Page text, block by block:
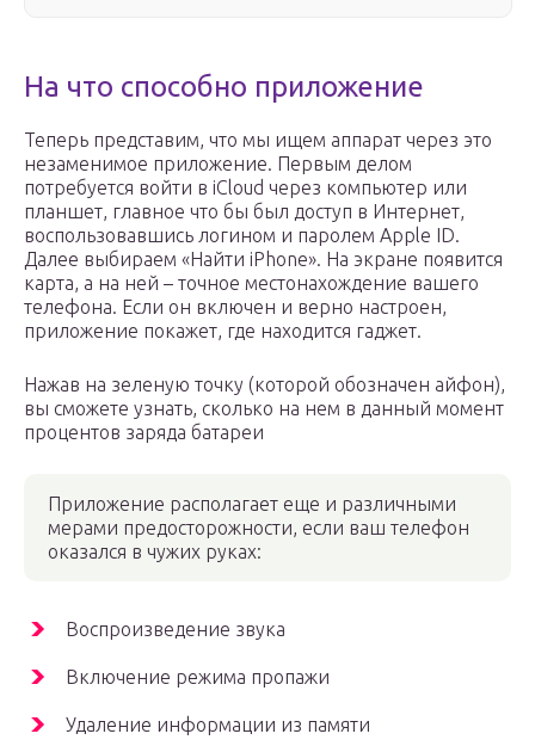
На что способно приложение
Теперь представим, что мы ищем аппарат через это
незаменимое приложение. Первым делом
потребуется войти в iCloud через компьютер или
планшет, главное что бы был доступ в Интернет,
воспользовавшись логином и паролем Apple ID.
Далее выбираем «Найти iPhone». На экране появится
карта, а на ней – точное местонахождение вашего
телефона. Если он включен и верно настроен,
приложение покажет, где находится гаджет.
Нажав на зеленую точку (которой обозначен айфон),
вы сможете узнать, сколько на нем в данный момент
процентов заряда батареи
Приложение располагает еще и различными
мерами предосторожности, если ваш телефон
оказался в чужих руках:
Воспроизведение звука
Включение режима пропажи
Удаление информации из памяти